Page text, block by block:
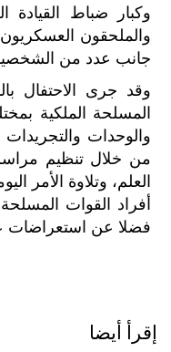
وكبار ضباط القيادة
والملحقون العسكريون
جانب عدد من
وقد جرى الاحتفال
المسلحة الملكية
والوحدات والتجريدات
من خلال تنظيم
العلم، وتلاوة الأمر
أفراد القوات
فضلا عن استعراضات
إقرأ أيضا